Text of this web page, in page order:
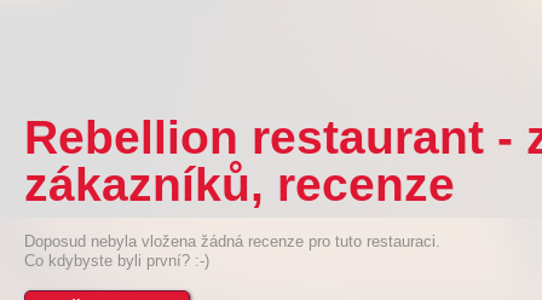
Rebellion restaurant -
zákazníků, recenze
Doposud nebyla vložena žádná recenze pro tuto restauraci.
Co kdybyste byli první? :-)